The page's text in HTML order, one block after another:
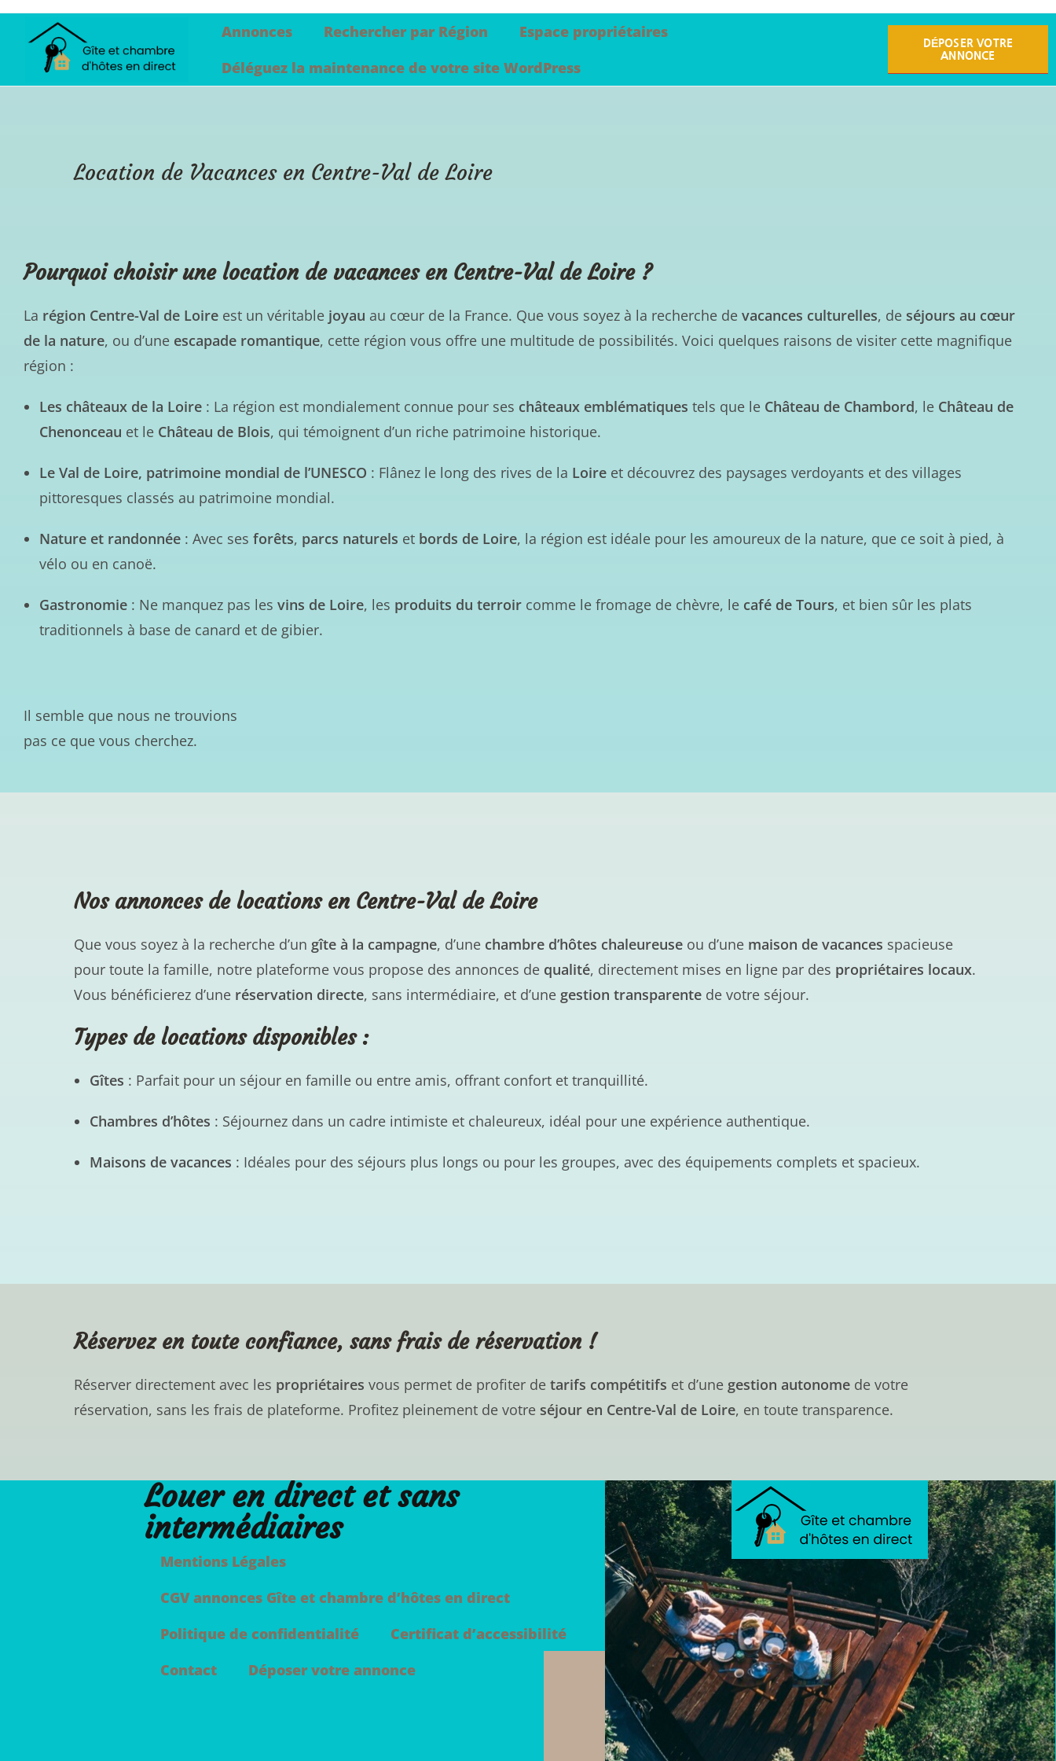
principal
Annonces Rechercher par Région
Espace propriétaires
Déléguez la maintenance de votre site WordPress
DÉPOSER VOTRE
ANNONCE
Location de Vacances en Centre-Val de Loire
Pourquoi choisir une location de vacances en Centre-Val de Loire ?
La région Centre-Val de Loire est un véritable joyau au cœur de la France. Que vous soyez à la recherche de vacances culturelles, de séjours au cœur
de la nature, ou d’une escapade romantique, cette région vous offre une multitude de possibilités. Voici quelques raisons de visiter cette magnifique
région :
Les châteaux de la Loire : La région est mondialement connue pour ses châteaux emblématiques tels que le Château de Chambord, le Château de
Chenonceau et le Château de Blois, qui témoignent d’un riche patrimoine historique.
Le Val de Loire, patrimoine mondial de l’UNESCO : Flânez le long des rives de la Loire et découvrez des paysages verdoyants et des villages
pittoresques classés au patrimoine mondial.
Nature et randonnée : Avec ses forêts, parcs naturels et bords de Loire, la région est idéale pour les amoureux de la nature, que ce soit à pied, à
vélo ou en canoë.
Gastronomie : Ne manquez pas les vins de Loire, les produits du terroir comme le fromage de chèvre, le café de Tours, et bien sûr les plats
traditionnels à base de canard et de gibier.
Il semble que nous ne trouvions
pas ce que vous cherchez.
Nos annonces de locations en Centre-Val de Loire
Que vous soyez à la recherche d’un gîte à la campagne, d’une chambre d’hôtes chaleureuse ou d’une maison de vacances spacieuse
pour toute la famille, notre plateforme vous propose des annonces de qualité, directement mises en ligne par des propriétaires locaux.
Vous bénéficierez d’une réservation directe, sans intermédiaire, et d’une gestion transparente de votre séjour.
Types de locations disponibles :
Gîtes : Parfait pour un séjour en famille ou entre amis, offrant confort et tranquillité.
Chambres d’hôtes : Séjournez dans un cadre intimiste et chaleureux, idéal pour une expérience authentique.
Maisons de vacances : Idéales pour des séjours plus longs ou pour les groupes, avec des équipements complets et spacieux.
Réservez en toute confiance, sans frais de réservation !
Réserver directement avec les propriétaires vous permet de profiter detarifs compétitifs et d’une gestion autonome de votre
réservation, sans les frais de plateforme. Profitez pleinement de votre séjour en Centre-Val de Loire, en toute transparence.
Louer en direct et sans
intermédiaires
Mentions Légales
CGV annonces Gîte et chambre d’hôtes en direct
Politique de confidentialité
Certificat d’accessibilité
Contact
Déposer votre annonce